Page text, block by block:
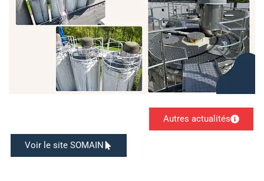
Autres actualités
Voir le site SOMAIN